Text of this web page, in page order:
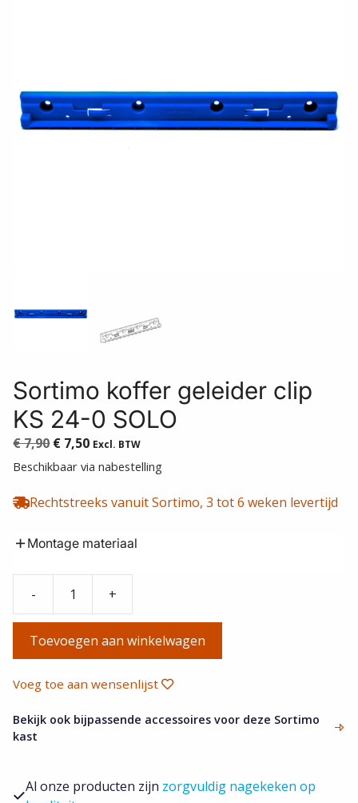
Sortimo koffer geleider clip
KS 24-0 SOLO
€7,90 Oorspronkelijke
prijs
€ 7,90.
€ 7,50Huidige
prijs
€ 7,50.
Excl. BTW
Beschikbaar via nabestelling
Rechtstreeks vanuit Sortimo, 3 tot 6 weken levertijd
Montage materiaal
-
koffer
geleider
clip
KS
0
+
Toevoegen aan winkelwagen
Voeg toe aan wensenlijst
Bekijk ook bijpassende accessoires voor deze Sortimo
kast
Al onze producten zijn zorgvuldig nagekeken op